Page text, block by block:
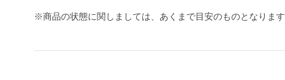
※商品の状態に関しましては、あくまで目安のものとなります